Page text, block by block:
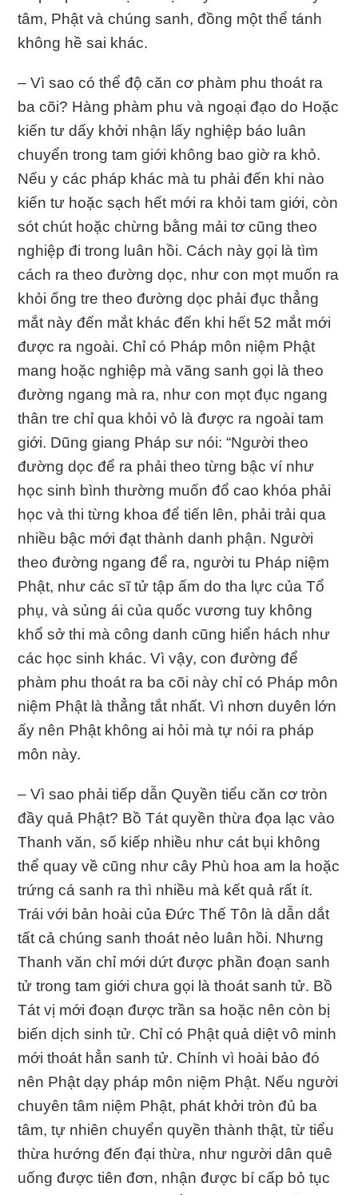
tâm, Phật và chúng sanh, đồng một thể tánh
không hề sai khác.
– Vì sao có thể độ căn cơ phàm phu thoát ra
ba cõi? Hàng phàm phu và ngoại đạo do Hoặc
kiến tư dấy khởi nhận lấy nghiệp báo luân
chuyển trong tam giới không bao giờ ra khỏ.
Nếu y các pháp khác mà tu phải đến khi nào
kiến tư hoặc sạch hết mới ra khỏi tam giới, còn
sót chút hoặc chừng bằng mải tơ cũng theo
nghiệp đi trong luân hồi. Cách này gọi là tìm
cách ra theo đường dọc, như con mọt muốn ra
khỏi ống tre theo đường dọc phải đục thẳng
mắt này đến mắt khác đến khi hết 52 mắt mới
được ra ngoài. Chỉ có Pháp môn niệm Phật
mang hoặc nghiệp mà vãng sanh gọi là theo
đường ngang mà ra, như con mọt đục ngang
thân tre chỉ qua khỏi vỏ là được ra ngoài tam
giới. Dũng giang Pháp sư nói: “Người theo
đường dọc để ra phải theo từng bậc ví như
học sinh bình thường muốn đổ cao khóa phải
học và thi từng khoa để tiến lên, phải trải qua
nhiều bậc mới đạt thành danh phận. Người
theo đường ngang để ra, người tu Pháp niệm
Phật, như các sĩ tử tập ấm do tha lực của Tổ
phụ, và sủng ái của quốc vương tuy không
khổ sở thi mà công danh cũng hiển hách như
các học sinh khác. Vì vậy, con đường để
phàm phu thoát ra ba cõi này chỉ có Pháp môn
niệm Phật là thẳng tắt nhất. Vì nhơn duyên lớn
ấy nên Phật không ai hỏi mà tự nói ra pháp
môn này.
– Vì sao phải tiếp dẫn Quyền tiểu căn cơ tròn
đầy quả Phật? Bồ Tát quyền thừa đọa lạc vào
Thanh văn, số kiếp nhiều như cát bụi không
thể quay về cũng như cây Phù hoa am la hoặc
trứng cá sanh ra thì nhiều mà kết quả rất ít.
Trái với bản hoài của Đức Thế Tôn là dẫn dắt
tất cả chúng sanh thoát nẻo luân hồi. Nhưng
Thanh văn chỉ mới dứt được phần đoạn sanh
tử trong tam giới chưa gọi là thoát sanh tử. Bồ
Tát vị mới đoạn được trần sa hoặc nên còn bị
biến dịch sinh tử. Chỉ có Phật quả diệt vô minh
mới thoát hẳn sanh tử. Chính vì hoài bảo đó
nên Phật dạy pháp môn niệm Phật. Nếu người
chuyên tâm niệm Phật, phát khởi tròn đủ ba
tâm, tự nhiên chuyển quyền thành thật, từ tiểu
thừa hướng đến đại thừa, như người dân quê
uống được tiên đơn, nhận được bí cấp bỏ tục